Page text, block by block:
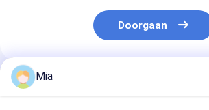
Doorgaan
Geadviseerde Producten
Mia